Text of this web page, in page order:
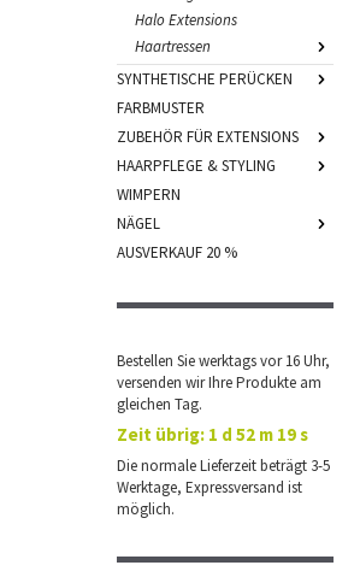
Halo Extensions
Haartressen
SYNTHETISCHE PERÜCKEN
FARBMUSTER
ZUBEHÖR FÜR EXTENSIONS
HAARPFLEGE & STYLING
WIMPERN
NÄGEL
AUSVERKAUF 20 %
Bestellen Sie werktags vor 16 Uhr,
versenden wir Ihre Produkte am
gleichen Tag.
Zeit übrig: 1 d 52 m 19 s
Die normale Lieferzeit beträgt 3-5
Werktage, Expressversand ist
möglich.